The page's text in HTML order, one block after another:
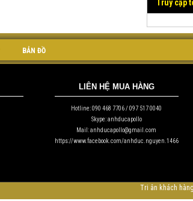
Truy cập
BẢN ĐỒ
LIÊN HỆ MUA HÀNG
Hotline: 090 468 7706 / 097 517 0040
Skype: anhducapollo
Mail: anhducapollo@gmail.com
https://www.facebook.com/anhduc.nguyen.1466
Tri ân khách